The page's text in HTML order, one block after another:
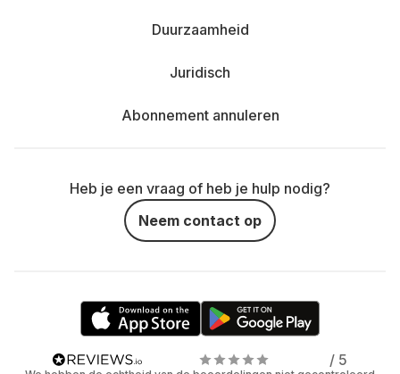
Duurzaamheid
Juridisch
Abonnement annuleren
Heb je een vraag of heb je hulp nodig?
Neem contact op
/ 5